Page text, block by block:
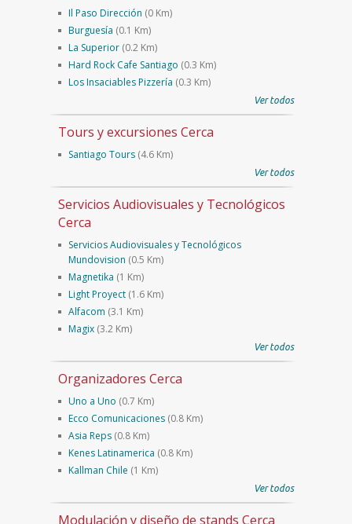
Il Paso Dirección (0 Km)
Burguesía (0.1 Km)
La Superior (0.2 Km)
Hard Rock Cafe Santiago (0.3 Km)
Los Insaciables Pizzería (0.3 Km)
Ver todos
Tours y excursiones Cerca
Santiago Tours (4.6 Km)
Ver todos
Servicios Audiovisuales y Tecnológicos
Cerca
Servicios Audiovisuales y Tecnológicos
Mundovision (0.5 Km)
Magnetika (1 Km)
Light Proyect (1.6 Km)
Alfacom (3.1 Km)
Magix (3.2 Km)
Ver todos
Organizadores Cerca
Uno a Uno (0.7 Km)
Ecco Comunicaciones (0.8 Km)
Asia Reps (0.8 Km)
Kenes Latinamerica (0.8 Km)
Kallman Chile (1 Km)
Ver todos
Modulación y diseño de stands Cerca